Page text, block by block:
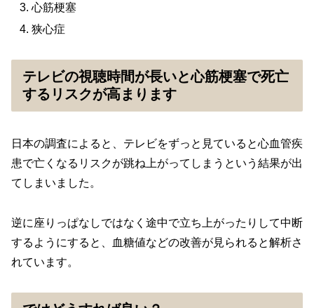
心筋梗塞
狭心症
テレビの視聴時間が長いと心筋梗塞で死亡
するリスクが高まります
日本の調査によると、テレビをずっと見ていると心血管疾
患で亡くなるリスクが跳ね上がってしまうという結果が出
てしまいました。
逆に座りっぱなしではなく途中で立ち上がったりして中断
するようにすると、血糖値などの改善が見られると解析さ
れています。